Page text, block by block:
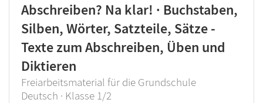
Abschreiben? Na klar! · Buchstaben,
Silben, Wörter, Satzteile, Sätze -
Texte zum Abschreiben, Üben und
Diktieren
Freiarbeitsmaterial für die Grundschule
Deutsch · Klasse 1/2